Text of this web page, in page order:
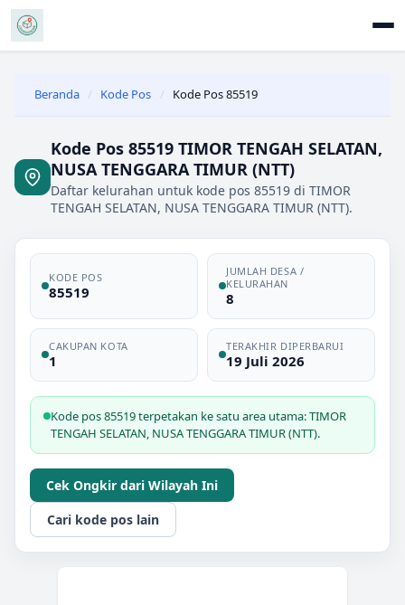
Beranda / Kode Pos / Kode Pos 85519
Kode Pos 85519 TIMOR TENGAH SELATAN,
NUSA TENGGARA TIMUR (NTT)
Daftar kelurahan untuk kode pos 85519 di TIMOR
TENGAH SELATAN, NUSA TENGGARA TIMUR (NTT).
KODE POS
85519
JUMLAH DESA /
KELURAHAN
8
CAKUPAN KOTA
1
TERAKHIR DIPERBARUI
19 Juli 2026
Kode pos 85519 terpetakan ke satu area utama: TIMOR
TENGAH SELATAN, NUSA TENGGARA TIMUR (NTT).
Cek Ongkir dari Wilayah Ini
Cari kode pos lain